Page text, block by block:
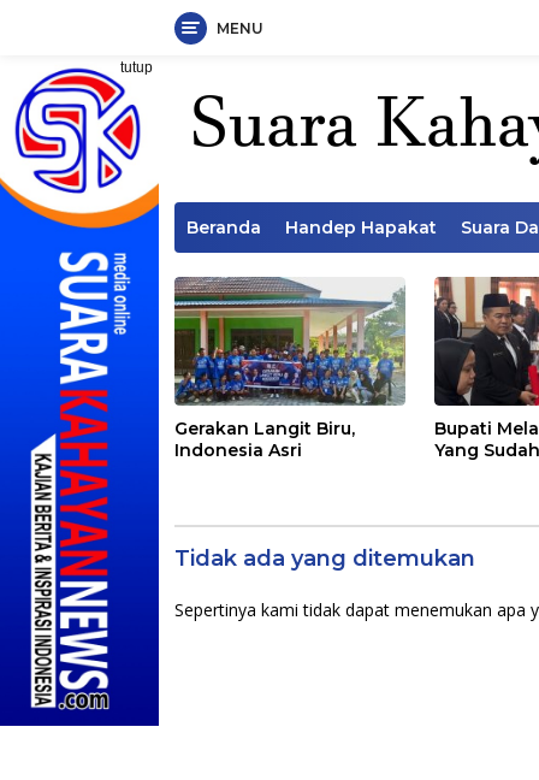
Langsung
konten
MENU
tutup
Beranda Handep Hapakat Suara
Gerakan Langit Biru,
Indonesia Asri
Bupati
Yang
Tidak ada yang ditemukan
Sepertinya kami tidak dapat menemukan apa